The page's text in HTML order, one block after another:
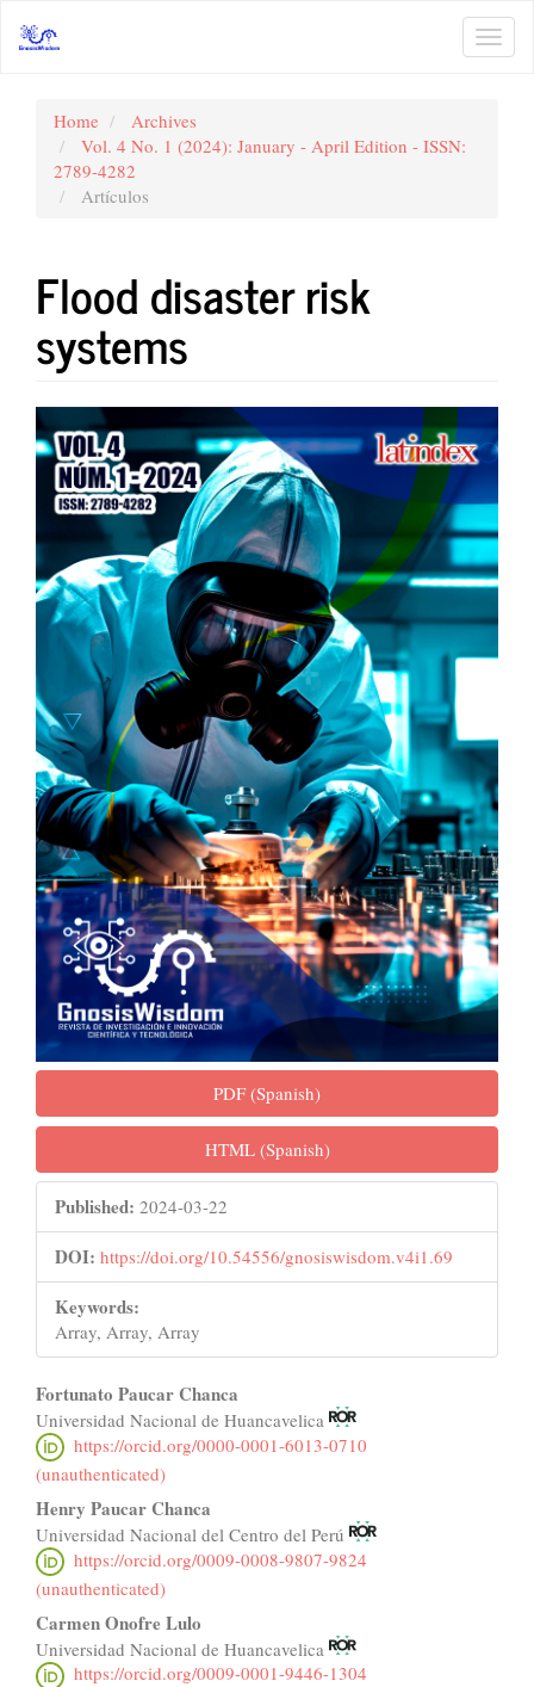
Navigation
Sidebar
Home
Archives
Vol. 4 No. 1 (2024): January - April Edition - ISSN:
2789-4282
Artículos
Flood disaster risk
systems
Article
Sidebar
PDF (Spanish)
HTML (Spanish)
Published: 2024-03-22
DOI: https://doi.org/10.54556/gnosiswisdom.v4i1.69
Keywords:
Array, Array, Array
Main
Article
Content
Fortunato Paucar Chanca
Universidad Nacional de Huancavelica
https://orcid.org/0000-0001-6013-0710
(unauthenticated)
Henry Paucar Chanca
Universidad Nacional del Centro del Perú
https://orcid.org/0009-0008-9807-9824
(unauthenticated)
Carmen Onofre Lulo
Universidad Nacional de Huancavelica
https://orcid.org/0009-0001-9446-1304